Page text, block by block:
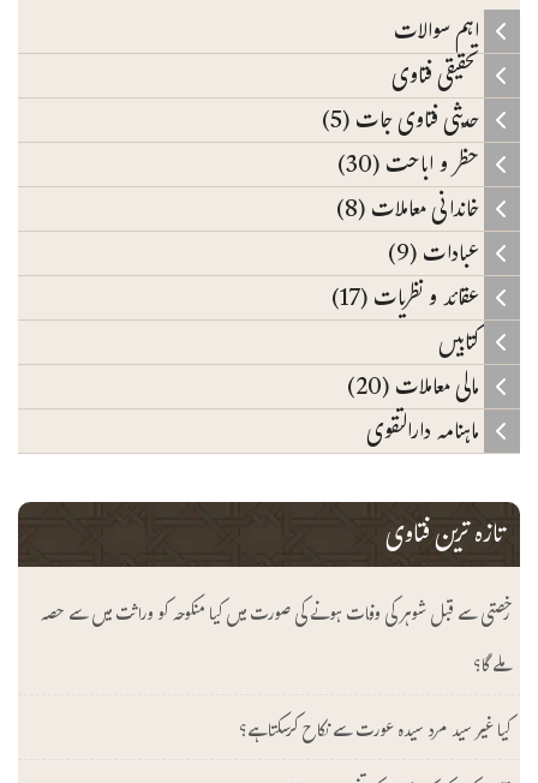
اہم سوالات
تحقیقی فتاوی
حدیثی فتاوی جات (5)
حظر و اباحت (30)
خاندانی معاملات (8)
عبادات (9)
عقائد و نظریات (17)
کتابیں
مالی معاملات (20)
ماہنامہ دارالتقوی
تازہ ترین فتاوی
رخصتی سے قبل شوہر کی وفات ہونے کی صورت میں کیا منکوحہ کو وراثت میں سے حصہ
ملے گا؟
کیا غیر سید مرد سیدہ عورت سے نکاح کرسکتا ہے؟